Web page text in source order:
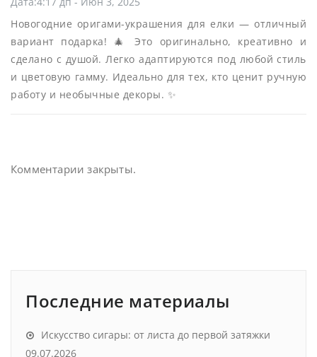
Новогодние оригами-украшения для елки — отличный
вариант подарка! 🎄 Это оригинально, креативно и
сделано с душой. Легко адаптируются под любой стиль
и цветовую гамму. Идеально для тех, кто ценит ручную
работу и необычные декоры. ✨
Комментарии закрыты.
Последние материалы
Искусство сигары: от листа до первой затяжки
09.07.2026